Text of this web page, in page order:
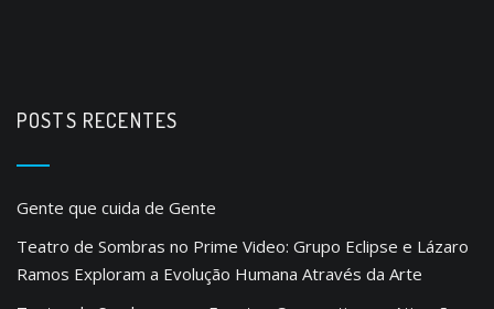
POSTS RECENTES
Gente que cuida de Gente
Teatro de Sombras no Prime Video: Grupo Eclipse e Lázaro
Ramos Exploram a Evolução Humana Através da Arte